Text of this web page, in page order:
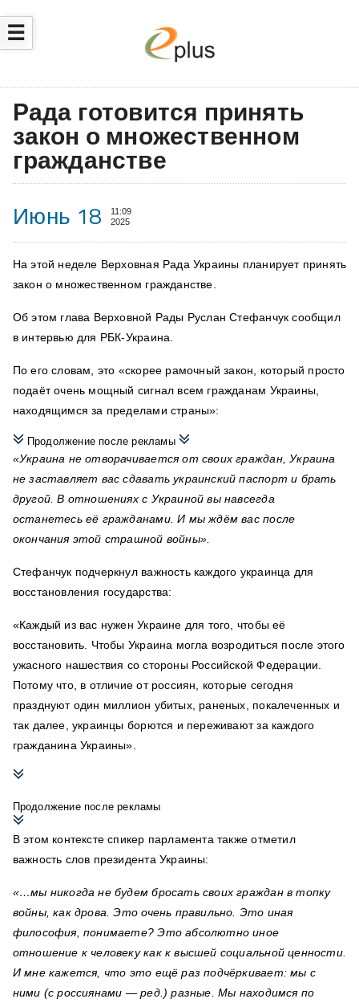
☰
Рада готовится принять
закон о множественном
гражданстве
Июнь 18
11:09
2025
На этой неделе Верховная Рада Украины планирует принять
закон о множественном гражданстве.
Об этом глава Верховной Рады Руслан Стефанчуксообщил
в интервью для РБК-Украина.
По его словам, это «скорее рамочный закон, который просто
подаёт очень мощный сигнал всем гражданам Украины,
находящимся за пределами страны»:
Продолжение после рекламы
«Украина не отворачивается от своих граждан, Украина
не заставляет вас сдавать украинский паспорт и брать
другой. В отношениях с Украиной вы навсегда
останетесь её гражданами. И мы ждём вас после
окончания этой страшной войны».
Стефанчук подчеркнул важность каждого украинца для
восстановления государства:
«Каждый из вас нужен Украине для того, чтобы её
восстановить. Чтобы Украина могла возродиться после этого
ужасного нашествия со стороны Российской Федерации.
Потому что, в отличие от россиян, которые сегодня
празднуют один миллион убитых, раненых, покалеченных и
так далее, украинцы борются и переживают за каждого
гражданина Украины».
Продолжение после рекламы
В этом контексте спикер парламента также отметил
важность слов президента Украины:
«…мы никогда не будем бросать своих граждан в топку
войны, как дрова. Это очень правильно. Это иная
философия, понимаете? Это абсолютно иное
отношение к человеку как к высшей социальной ценности.
И мне кажется, что это ещё раз подчёркивает: мы с
ними (с россиянами — ред.) разные. Мы находимся по